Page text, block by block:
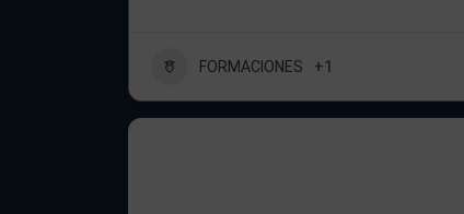
FORMACIONES +1